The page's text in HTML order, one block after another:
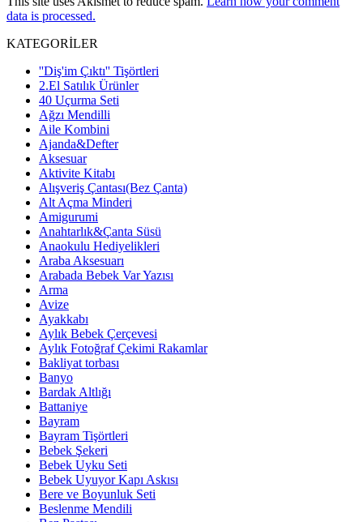
data is processed.
KATEGORİLER
''Diş'im Çıktı'' Tişörtleri
2.El Satılık Ürünler
40 Uçurma Seti
Ağzı Mendilli
Aile Kombini
Ajanda&Defter
Aksesuar
Aktivite Kitabı
Alışveriş Çantası(Bez Çanta)
Alt Açma Minderi
Amigurumi
Anahtarlık&Çanta Süsü
Anaokulu Hediyelikleri
Araba Aksesuarı
Arabada Bebek Var Yazısı
Arma
Avize
Ayakkabı
Aylık Bebek Çerçevesi
Aylık Fotoğraf Çekimi Rakamlar
Bakliyat torbası
Banyo
Bardak Altlığı
Battaniye
Bayram
Bayram Tişörtleri
Bebek Şekeri
Bebek Uyku Seti
Bebek Uyuyor Kapı Askısı
Bere ve Boyunluk Seti
Beslenme Mendili